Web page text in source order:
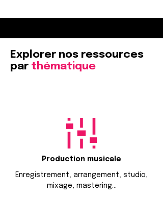
Explorer nos ressources
par thématique
Production musicale
Enregistrement, arrangement, studio,
mixage, mastering...